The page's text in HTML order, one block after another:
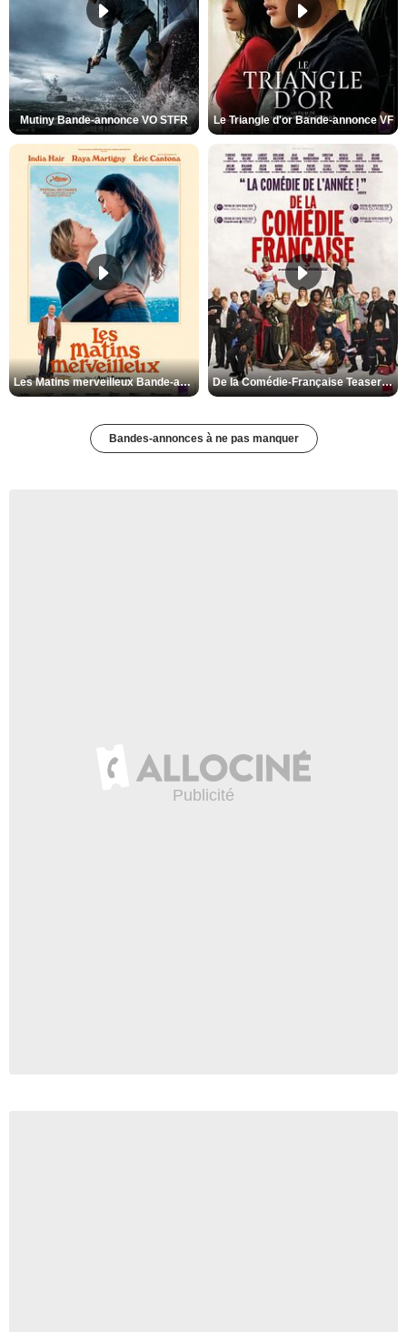
Mutiny Bande-annonce VO STFR Le Triangle d'or Bande-annonce VF
Les Matins merveilleux Bande-annonce VF De la Comédie-Française Teaser VF
Bandes-annonces à ne pas manquer